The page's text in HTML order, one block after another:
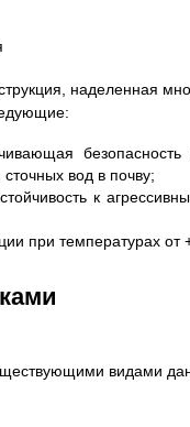
наделенная
вод в почву;
к
при температурах от
видами